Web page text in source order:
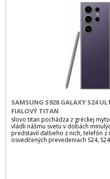
SAMSUNG S928 GALAXY S24
FIALOVÝ TITAN
slovo titan pochádza z gréckej
vládli nášmu svetu v dobách
predstavil ďalšieho z nich, telefón z
osvedčených prevedeniach S24,